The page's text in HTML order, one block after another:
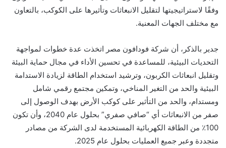
وفقًا لاستراتيجيتها لتقليل الانبعاثات وتأثيرها على الكوكب، بالتعاون
مع مختلف الجهات المعنية.
جدير بالذكر، أن شركة فودافون مصر اتخذت عدة خطوات لمواجهة
التحديات البيئية، للمساعدة في تحسين الأداء في مجال حماية البيئة
وتقليل انبعاثات الكربون، وترشيد استخدام الطاقة لزيادة الاستدامة
البيئية والحد من التغير المناخي، وتمكين مجتمع رقمي شامل
ومستدام، والحد من التأثير على كوكب الأرض بهدف الوصول إلى
صفر من الانبعاثات أي “صافي صفري” بحلول عام 2040، وأن تكون
100٪ من الطاقة الكهربائية المستخدمة لدى الشركة من مصادر
متجددة وعبر جميع العمليات بحلول عام 2025.